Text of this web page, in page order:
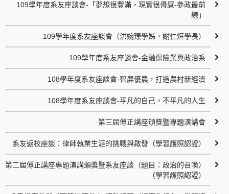
109學年度系友座談會-「夢想很豐滿，現實很骨感-參政最前
線」
109學年度系友座談會（洪婉臻學姊、謝仁烜學長）
109學年度系友座談會-金融保險業與政治系
108學年度系友座談會-智屏優農，打造農村新經濟
108學年度系友座談會-平凡的自己，不平凡的人生
第三屆傅正講座頒獎暨專題演講會
系友返校座談：律師執業生涯的挑戰與啟發（學習護照認證）
第二屆傅正講座專題演講頒獎暨系友座談（題目：政治的召喚）
（學習護照認證）